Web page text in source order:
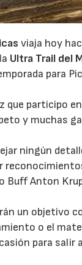
viaja hoy
Ultra Trail del
para
que participo
y muchas
ningún
Buff Anton
un objetivo
o el
para